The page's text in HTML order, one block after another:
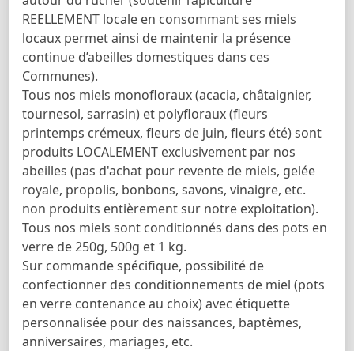
REELLEMENT locale en consommant ses miels
locaux permet ainsi de maintenir la présence
continue d’abeilles domestiques dans ces
Communes).
Tous nos miels monofloraux (acacia, châtaignier,
tournesol, sarrasin) et polyfloraux (fleurs
printemps crémeux, fleurs de juin, fleurs été) sont
produits LOCALEMENT exclusivement par nos
abeilles (pas d'achat pour revente de miels, gelée
royale, propolis, bonbons, savons, vinaigre, etc.
non produits entièrement sur notre exploitation).
Tous nos miels sont conditionnés dans des pots en
verre de 250g, 500g et 1 kg.
Sur commande spécifique, possibilité de
confectionner des conditionnements de miel (pots
en verre contenance au choix) avec étiquette
personnalisée pour des naissances, baptêmes,
anniversaires, mariages, etc.